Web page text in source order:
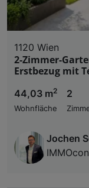
1120 Wien
2-Zimmer-
Erstbezug mit
44,03 m2
Wohnfläche
2
Jochen